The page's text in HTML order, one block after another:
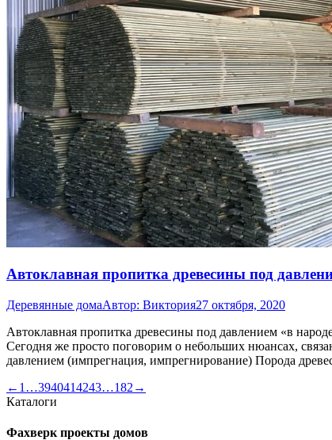
Автоклавная пропитка древесины под
Деревянные домаАвтор: Виктория27 октября, 2020
Автоклавная пропитка древесины под давлением «в
Сегодня же просто поговорим о небольших нюансах,
давлением (импрегнация, импрегнирование) Порода
← 1 …3940414243…182 →
Каталоги
Фахверк проекты домов